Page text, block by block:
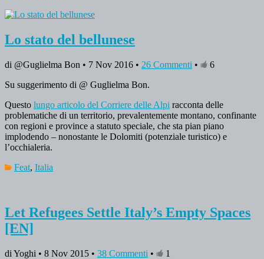
Lo stato del bellunese
di @Guglielma Bon • 7 Nov 2016 • 26 Commenti •
6
Su suggerimento di @ Guglielma Bon.
Questo lungo articolo del Corriere delle Alpi racconta delle
problematiche di un territorio, prevalentemente montano, confinante
con regioni e province a statuto speciale, che sta pian piano
implodendo – nonostante le Dolomiti (potenziale turistico) e
l’occhialeria.
Feat, Italia
Let Refugees Settle Italy’s Empty Spaces
[EN]
di Yoghi • 8 Nov 2015 • 38 Commenti •
1